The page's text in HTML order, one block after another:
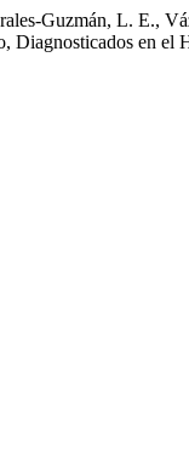
Guzmán, L. E.,
en